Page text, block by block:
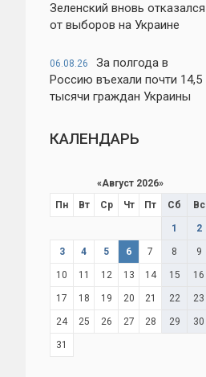
Зеленский вновь отказался
от выборов на Украине
06.08.26
За полгода в
Россию въехали почти 14,5
тысячи граждан Украины
КАЛЕНДАРЬ
«Август 2026»
Пн
Вт Ср Чт Пт Сб Вс
1 2
3 4 5 6 7 8 9
10 11 12 13 14 15 16
17 18 19 20 21 22 23
24 25 26 27 28 29 30
31